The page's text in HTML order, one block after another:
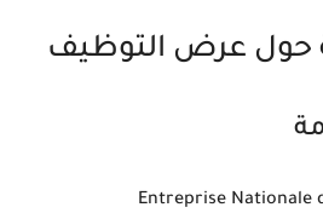
حول عرض التوظيف
Entreprise Nationale